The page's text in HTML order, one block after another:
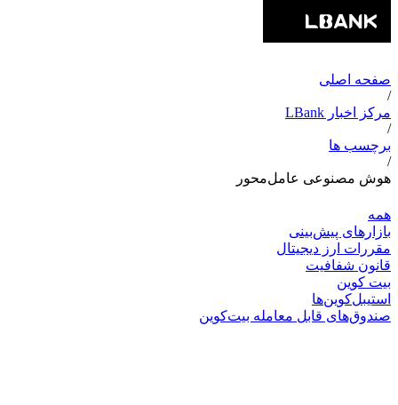
صفحه اصلی
/
مرکز اخبار LBank
/
برچسب ها
/
هوش مصنوعی عامل‌محور
همه
بازارهای پیش‌بینی
مقررات ارز دیجیتال
قانون شفافیت
بیت کوین
استیبل‌کوین‌ها
صندوق‌های قابل معامله بیت‌کوین